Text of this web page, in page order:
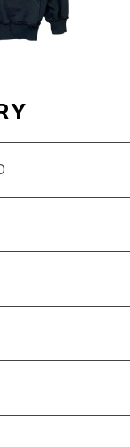
/ JEANS